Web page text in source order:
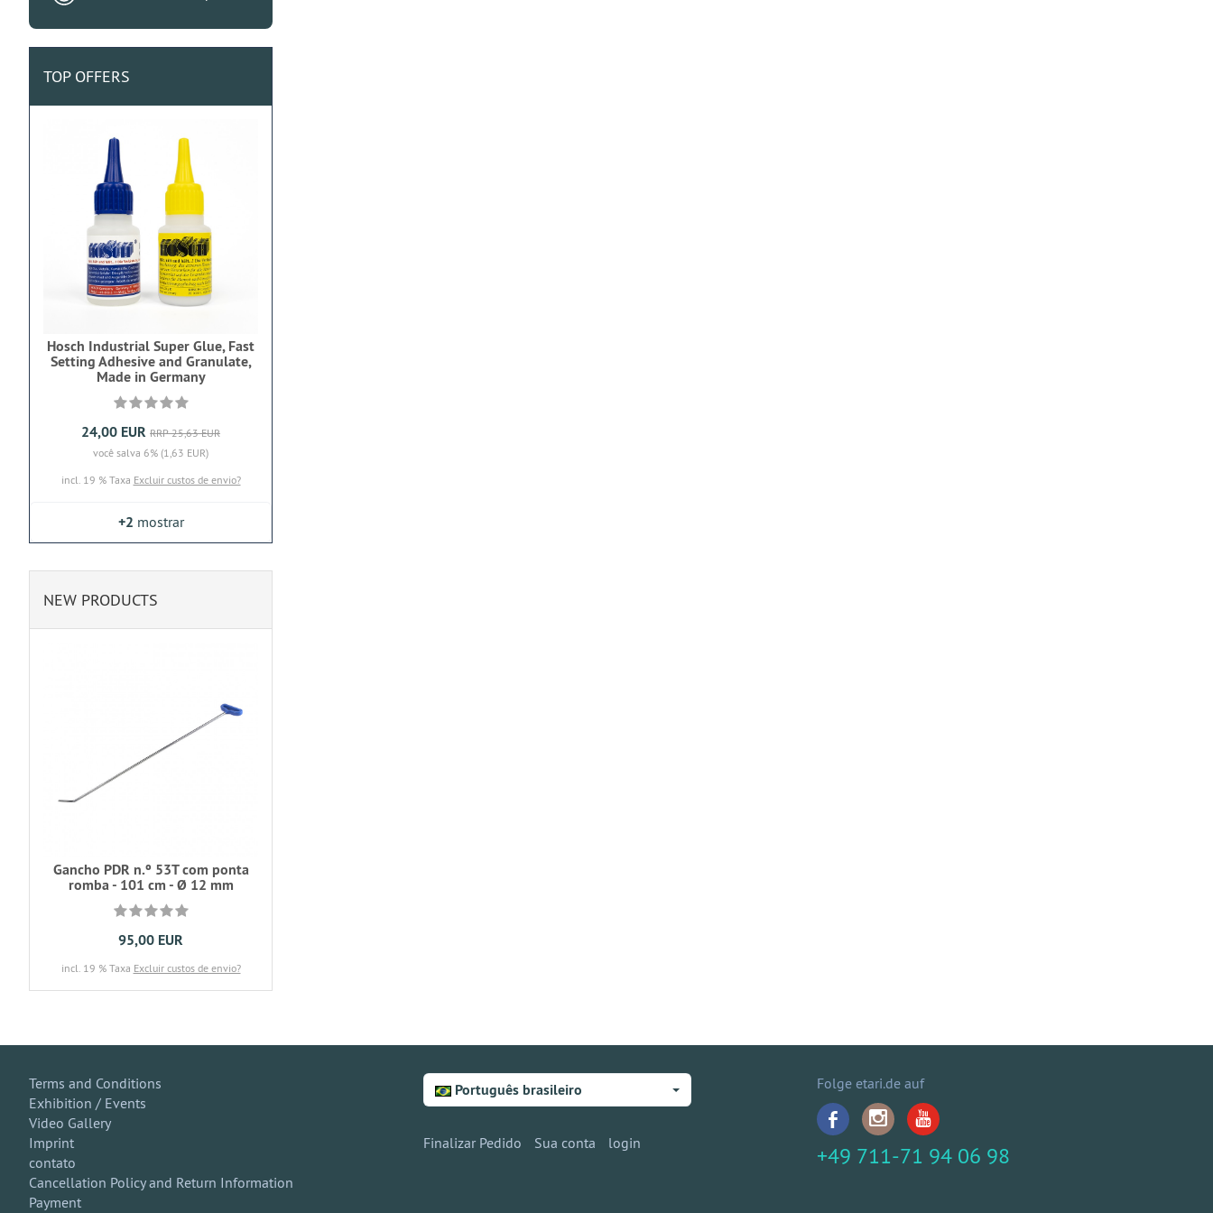
TOP OFFERS
Hosch Industrial Super Glue, Fast
Setting Adhesive and Granulate,
Made in Germany
24,00 EUR RRP 25,63 EUR
você salva 6% (1,63 EUR)
incl. 19 % Taxa Excluir custos de envio?
+2 mostrar
NEW PRODUCTS
Gancho PDR n.º 53T com ponta
romba - 101 cm - Ø 12 mm
95,00 EUR
incl. 19 % Taxa Excluir custos de envio?
Terms and Conditions
Exhibition / Events
Video Gallery
Imprint
contato
Cancellation Policy and Return Information
Payment
Português brasileiro
Finalizar Pedido Sua conta login
Folge etari.de auf
+49 711-71 94 06 98